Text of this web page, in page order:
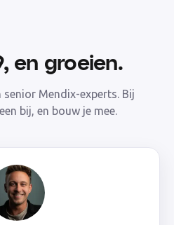
, en groeien.
senior Mendix-experts. Bij
bij, en bouw je mee.